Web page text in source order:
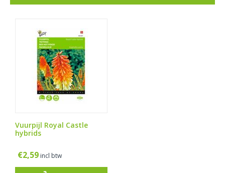
Vuurpijl Royal Castle
hybrids
€2,59 incl btw